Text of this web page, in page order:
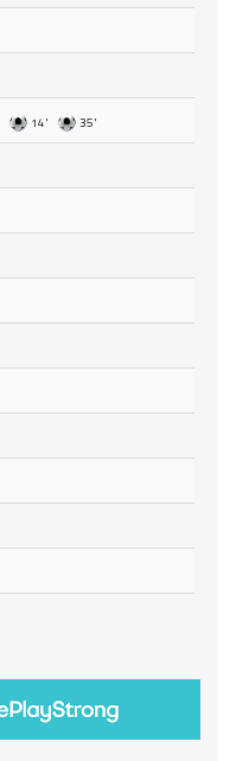
14' 35'